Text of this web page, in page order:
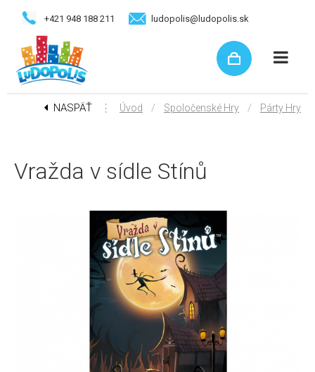
+421 948 188 211 ludopolis@ludopolis.sk
NASPÄŤ ⋮ Úvod / Spoločenské Hry / Párty Hry
Vražda v sídle Stínů